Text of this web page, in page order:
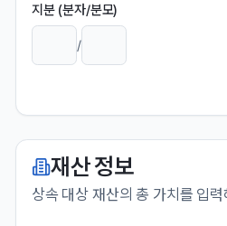
지분 (분자/분모)
/
재산 정보
상속 대상 재산의 총 가치를 입